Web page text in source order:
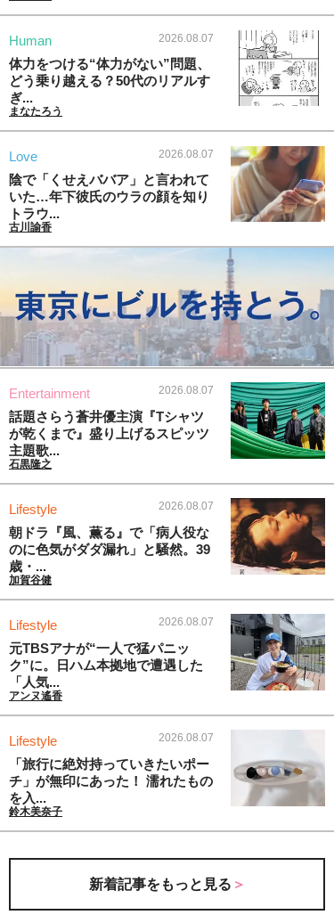
Human 2026.08.07
体力をつける“体力がない”問題、
どう乗り越える？50代のリアルす
ぎ...
まなたろう
Love 2026.08.07
陰で「くせえババア」と言われて
いた…年下彼氏のウラの顔を知り
トラウ...
古川諭香
Entertainment 2026.08.07
話題さらう蒼井優主演『Tシャツ
が乾くまで』盛り上げるスピッツ
主題歌...
石黒隆之
Lifestyle 2026.08.07
朝ドラ『風、薫る』で「病人役な
のに色気がダダ漏れ」と騒然。39
歳・...
加賀谷健
Lifestyle 2026.08.07
元TBSアナが“一人で猛パニッ
ク”に。日ハム本拠地で遭遇した
「人気...
アンヌ遙香
Lifestyle 2026.08.07
「旅行に絶対持っていきたいポー
チ」が無印にあった！ 濡れたもの
を入...
鈴木美奈子
新着記事をもっと見る